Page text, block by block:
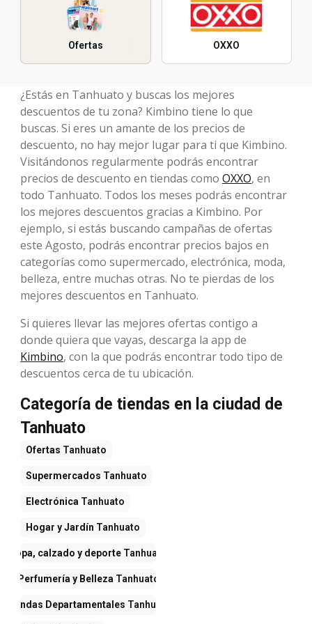
Ofertas OXXO
¿Estás en Tanhuato y buscas los mejores
descuentos de tu zona? Kimbino tiene lo que
buscas. Si eres un amante de los precios de
descuento, no hay mejor lugar para ti que Kimbino.
Visitándonos regularmente podrás encontrar
precios de descuento en tiendas como OXXO, en
todo Tanhuato. Todos los meses podrás encontrar
los mejores descuentos gracias a Kimbino. Por
ejemplo, si estás buscando campañas de ofertas
este Agosto, podrás encontrar precios bajos en
categorías como supermercado, electrónica, moda,
belleza, entre muchas otras. No te pierdas de los
mejores descuentos en Tanhuato.
Si quieres llevar las mejores ofertas contigo a
donde quiera que vayas, descarga la app de
Kimbino, con la que podrás encontrar todo tipo de
descuentos cerca de tu ubicación.
Categoría de tiendas en la ciudad de
Tanhuato
Ofertas Tanhuato
Supermercados Tanhuato
Electrónica Tanhuato
Hogar y Jardín Tanhuato
Ropa, calzado y deporte Tanhuato
Perfumería y BellezaTanhuato
Tiendas Departamentales Tanhuato